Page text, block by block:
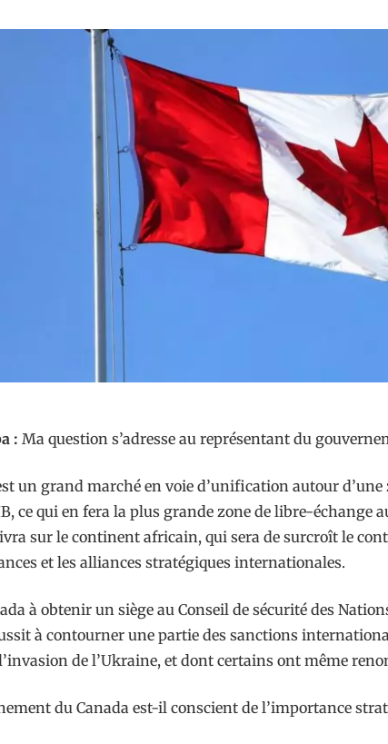
: Ma question s’adresse au représentant du
un grand marché en voie d’unification autour
ce qui en fera la plus grande zone de libre-échange
sur le continent africain, qui sera de surcroît le
et les alliances stratégiques internationales.
à obtenir un siège au Conseil de sécurité des
à contourner une partie des sanctions
de l’Ukraine, et dont certains ont même
du Canada est-il conscient de l’importance